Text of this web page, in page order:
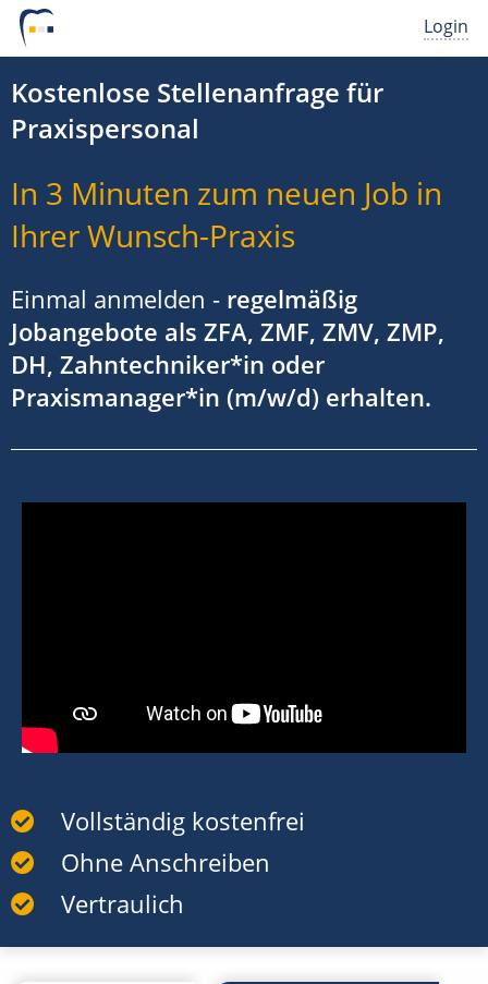
Login
Kostenlose Stellenanfrage für
Praxispersonal
In 3 Minuten zum neuen Job in
Ihrer Wunsch-Praxis
Einmal anmelden - regelmäßig
Jobangebote als ZFA, ZMF, ZMV, ZMP,
DH, Zahntechniker*in oder
Praxismanager*in (m/w/d) erhalten.
Vollständig kostenfrei
Ohne Anschreiben
Vertraulich